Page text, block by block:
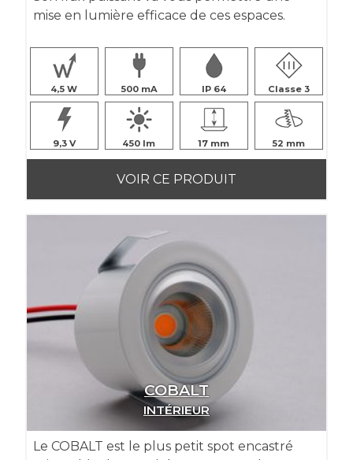
mise en lumière efficace de ces espaces.
4,5 500 IP 64 Classe 3
9,3 450 17 52
VOIR CE PRODUIT
COBALT
INTÉRIEUR
Le COBALT est le plus petit spot encastré